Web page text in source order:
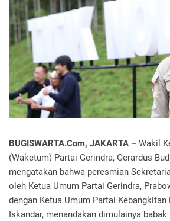
BUGISWARTA.Com, JAKARTA – Wakil
(Waketum) Partai Gerindra, Gerardus
mengatakan bahwa peresmian
oleh Ketua Umum Partai Gerindra,
dengan Ketua Umum Partai Kebangkitan
Iskandar, menandakan dimulainya